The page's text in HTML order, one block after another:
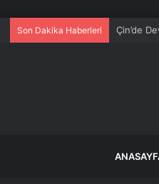
Son Dakika Haberleri Çin’de